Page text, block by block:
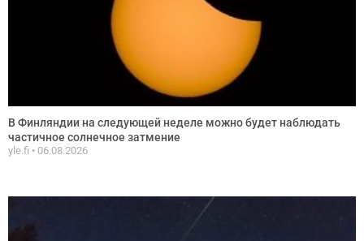
В Финляндии на следующей неделе можно будет наблюдать
частичное солнечное затмение
yle.fi 06.08.2026